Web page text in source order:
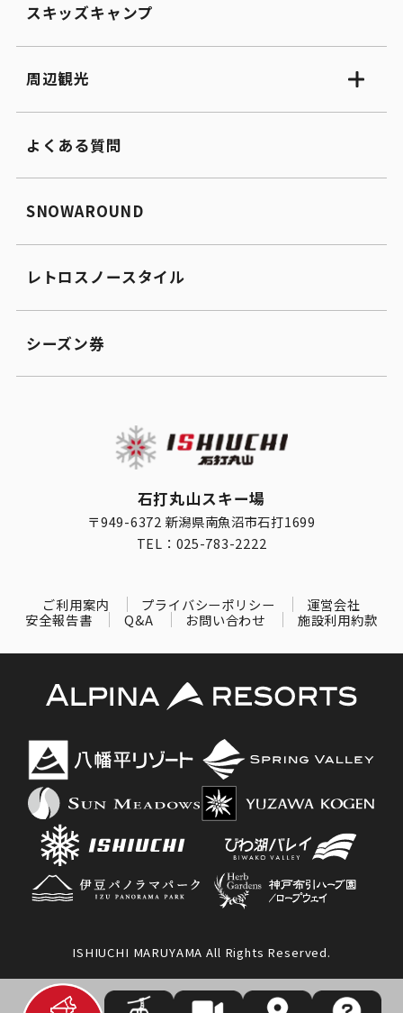
スキッズキャンプ
周辺観光
よくある質問
SNOWAROUND
レトロスノースタイル
シーズン券
石打丸山スキー場
〒949-6372 新潟県南魚沼市石打1699
TEL：025-783-2222
ご利用案内 プライバシーポリシー
運営会社
安全報告書
Q&A お問い合わせ 施設利用約款
ISHIUCHI MARUYAMA All Rights Reserved.